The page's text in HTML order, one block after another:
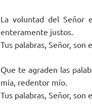
La voluntad del Señor
enteramente justos.
Tus palabras, Señor, son
Que te agraden las
mía, redentor mío.
Tus palabras, Señor, son